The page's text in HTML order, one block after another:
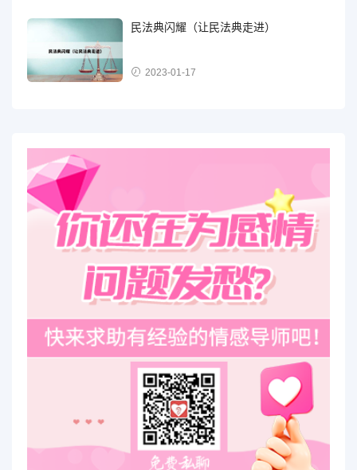
民法典闪耀（让民法典走进）
2023-01-17